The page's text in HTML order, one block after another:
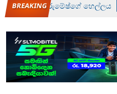
රන් ගෙනා රුමේෂ්ගේ හෙල්ලය